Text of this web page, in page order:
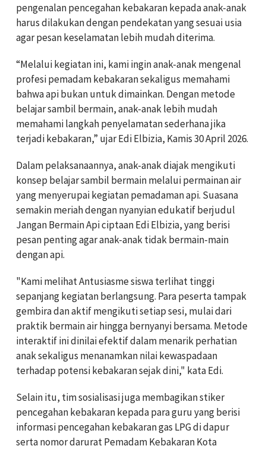
pengenalan pencegahan kebakaran kepada anak-anak
harus dilakukan dengan pendekatan yang sesuai usia
agar pesan keselamatan lebih mudah diterima.
“Melalui kegiatan ini, kami ingin anak-anak mengenal
profesi pemadam kebakaran sekaligus memahami
bahwa api bukan untuk dimainkan. Dengan metode
belajar sambil bermain, anak-anak lebih mudah
memahami langkah penyelamatan sederhana jika
terjadi kebakaran,” ujar Edi Elbizia, Kamis 30 April 2026.
Dalam pelaksanaannya, anak-anak diajak mengikuti
konsep belajar sambil bermain melalui permainan air
yang menyerupai kegiatan pemadaman api. Suasana
semakin meriah dengan nyanyian edukatif berjudul
Jangan Bermain Api ciptaan Edi Elbizia, yang berisi
pesan penting agar anak-anak tidak bermain-main
dengan api.
"Kami melihat Antusiasme siswa terlihat tinggi
sepanjang kegiatan berlangsung. Para peserta tampak
gembira dan aktif mengikuti setiap sesi, mulai dari
praktik bermain air hingga bernyanyi bersama. Metode
interaktif ini dinilai efektif dalam menarik perhatian
anak sekaligus menanamkan nilai kewaspadaan
terhadap potensi kebakaran sejak dini," kata Edi.
Selain itu, tim sosialisasi juga membagikan stiker
pencegahan kebakaran kepada para guru yang berisi
informasi pencegahan kebakaran gas LPG di dapur
serta nomor darurat Pemadam Kebakaran Kota